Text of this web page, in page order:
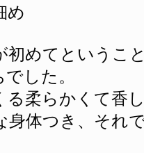
め
初めてというこ
した。
る柔らかくて香
身体つき、それ